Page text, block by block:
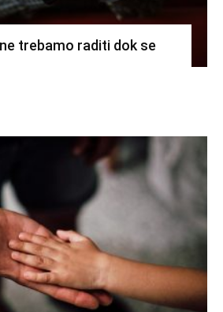
trebamo raditi dok se